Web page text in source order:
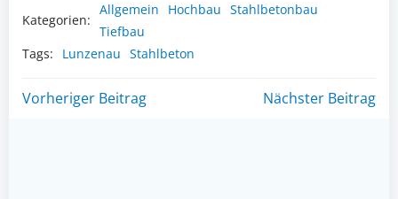
Kategorien:
Allgemein Hochbau Stahlbetonbau
Tiefbau
Tags:
Lunzenau Stahlbeton
Post
Vorheriger Beitrag
PostNächster Beitrag